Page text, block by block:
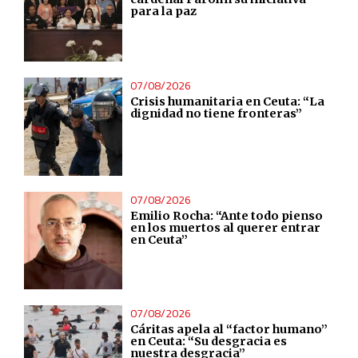
para la paz
07/08/2026
Crisis humanitaria en Ceuta: “La
dignidad no tiene fronteras”
07/08/2026
Emilio Rocha: “Ante todo pienso
en los muertos al querer entrar
en Ceuta”
07/08/2026
Cáritas apela al “factor humano”
en Ceuta: “Su desgracia es
nuestra desgracia”
Identify devices based on information actively requested
Non-IAB processing purposes:
Analytical
Functional
Advertising